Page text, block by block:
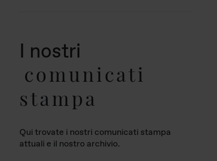
I nostri
comunicati
stampa
Qui trovate i nostri comunicati stampa
attuali e il nostro archivio.